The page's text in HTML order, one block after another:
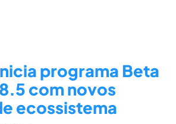
programa Beta
com novos
ecossistema